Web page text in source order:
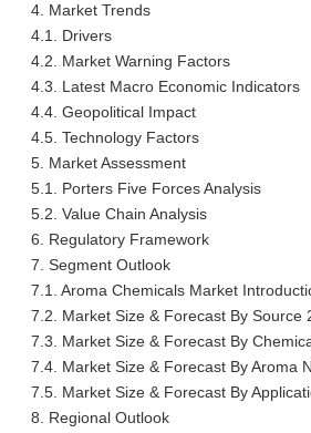
4. Market Trends
4.1. Drivers
4.2. Market Warning Factors
4.3. Latest Macro Economic Indicators
4.4. Geopolitical Impact
4.5. Technology Factors
5. Market Assessment
5.1. Porters Five Forces Analysis
5.2. Value Chain Analysis
6. Regulatory Framework
7. Segment Outlook
7.1. Aroma Chemicals Market
7.2. Market Size & Forecast By Source
7.3. Market Size & Forecast By
7.4. Market Size & Forecast By Aroma
7.5. Market Size & Forecast By
8. Regional Outlook